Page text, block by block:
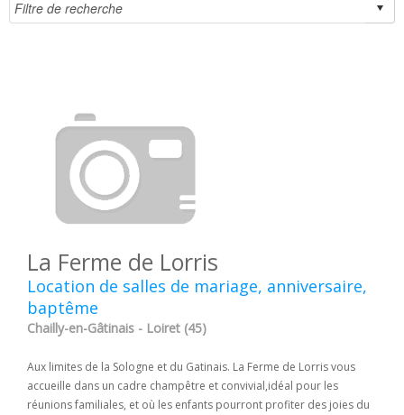
La Ferme de Lorris
Location de salles de mariage, anniversaire,
baptême
Chailly-en-Gâtinais - Loiret (45)
Aux limites de la Sologne et du Gatinais. La Ferme de Lorris vous
accueille dans un cadre champêtre et convivial,idéal pour les
réunions familiales, et où les enfants pourront profiter des joies du